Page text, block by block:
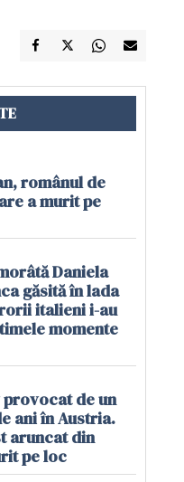
românul de
a murit pe
Daniela
găsită în lada
italieni i-au
momente
de un
ani în Austria.
aruncat din
pe loc